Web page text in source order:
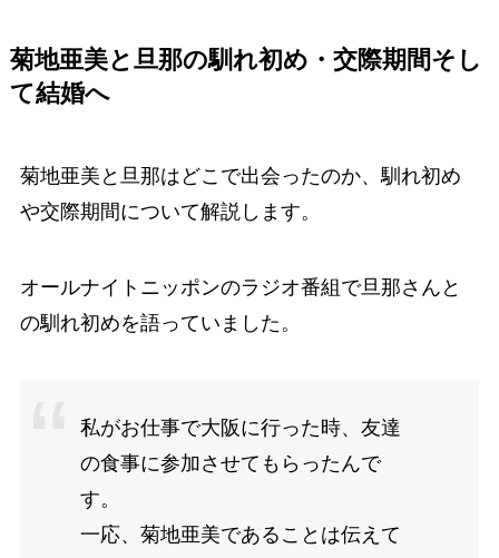
菊地亜美と旦那の馴れ初め・交際期間そし
て結婚へ
菊地亜美と旦那はどこで出会ったのか、馴れ初め
や交際期間について解説します。
オールナイトニッポンのラジオ番組で旦那さんと
の馴れ初めを語っていました。
私がお仕事で大阪に行った時、友達
の食事に参加させてもらったんで
す。
一応、菊地亜美であることは伝えて